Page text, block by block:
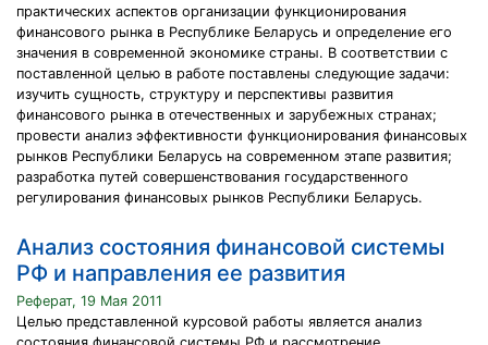
практических аспектов организации функционирования
финансового рынка в Республике Беларусь и определение его
значения в современной экономике страны. В соответствии с
поставленной целью в работе поставлены следующие задачи:
изучить сущность, структуру и перспективы развития
финансового рынка в отечественных и зарубежных странах;
провести анализ эффективности функционирования финансовых
рынков Республики Беларусь на современном этапе развития;
разработка путей совершенствования государственного
регулирования финансовых рынков Республики Беларусь.
Анализ состояния финансовой системы
РФ и направления ее развития
Реферат, 19 Мая 2011
Целью представленной курсовой работы является анализ